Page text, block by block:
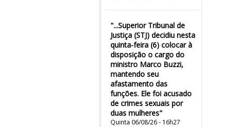
"...Superior Tribunal de
Justiça (STJ) decidiu nesta
quinta-feira (6) colocar à
disposição o cargo do
ministro Marco Buzzi,
mantendo seu
afastamento das
funções. Ele foi acusado
de crimes sexuais por
duas mulheres"
Quinta 06/08/26 - 16h27